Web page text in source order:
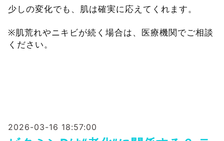
少しの変化でも、肌は確実に応えてくれます。
※肌荒れやニキビが続く場合は、医療機関でご相談
ください。
2026-03-16 18:57:00